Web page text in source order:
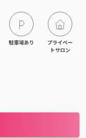
駐車場あり
プライベー
トサロン